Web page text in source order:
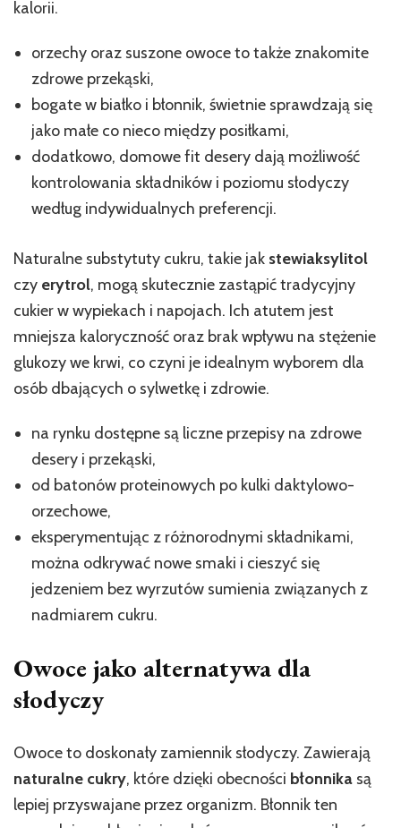
kalorii.
orzechy oraz suszone owoce to także znakomite
zdrowe przekąski,
bogate w białko i błonnik, świetnie sprawdzają się
jako małe co nieco między posiłkami,
dodatkowo, domowe fit desery dają możliwość
kontrolowania składników i poziomu słodyczy
według indywidualnych preferencji.
Naturalne substytuty cukru, takie jak stewiaksylitol
czy erytrol, mogą skutecznie zastąpić tradycyjny
cukier w wypiekach i napojach. Ich atutem jest
mniejsza kaloryczność oraz brak wpływu na stężenie
glukozy we krwi, co czyni je idealnym wyborem dla
osób dbających o sylwetkę i zdrowie.
na rynku dostępne są liczne przepisy na zdrowe
desery i przekąski,
od batonów proteinowych po kulki daktylowo-
orzechowe,
eksperymentując z różnorodnymi składnikami,
można odkrywać nowe smaki i cieszyć się
jedzeniem bez wyrzutów sumienia związanych z
nadmiarem cukru.
Owoce jako alternatywa dla
słodyczy
Owoce to doskonały zamiennik słodyczy. Zawierają
naturalne cukry, które dzięki obecności błonnika są
lepiej przyswajane przez organizm. Błonnik ten